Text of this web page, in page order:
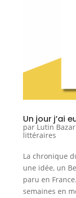
Un jour j’ai
parLutin Bazar
littéraires
La chronique
une idée, un
paru en
semaines en